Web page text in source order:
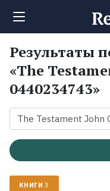
Поиск
Новости
Рейтинги
Результаты
«The
0440234743»
КНИГИ 3